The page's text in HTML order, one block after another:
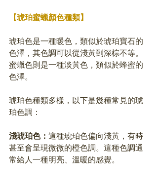
【琥珀蜜蠟顏色種類】
琥珀色是一種暖色，類似於琥珀寶石的
色澤，其色調可以從淺黃到深棕不等。
蜜蠟色則是一種淡黃色，類似於蜂蜜的
色澤。
琥珀色種類多樣，以下是幾種常見的琥
珀色調：
淺琥珀色： 這種琥珀色偏向淺黃，有時
甚至會呈現微微的橙色調。這種色調通
常給人一種明亮、溫暖的感覺。